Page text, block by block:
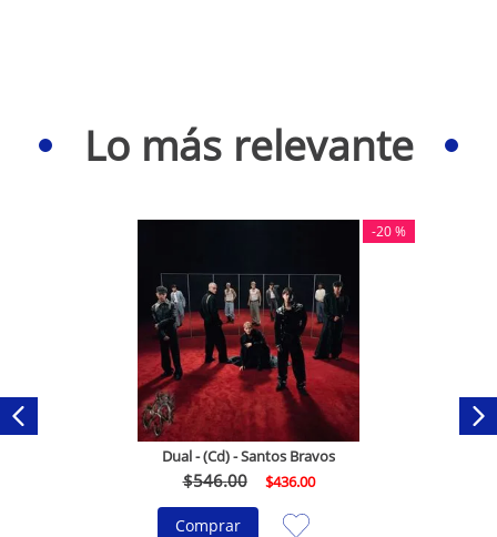
Lo más relevante
-20 %
Dual - (Cd) - Santos Bravos
$546.00 $436.00
Comprar